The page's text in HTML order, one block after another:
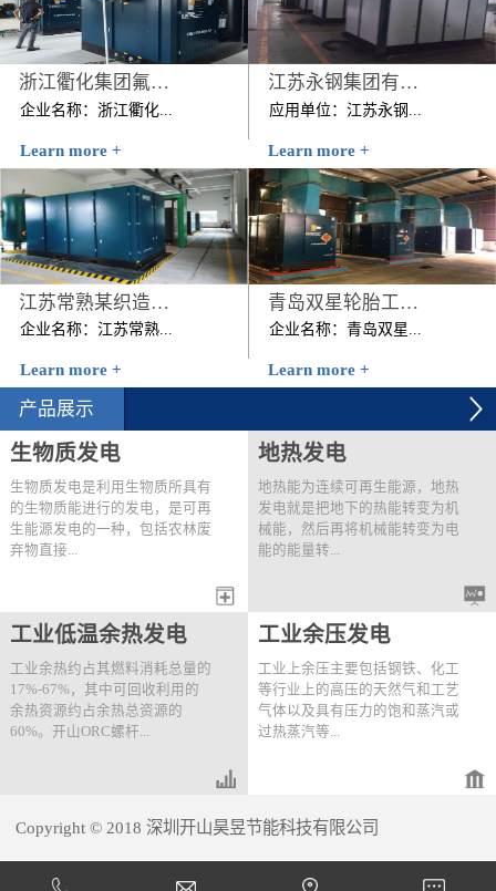
浙江衢化集团氟化厂压缩空气系统节能改造项目
企业名称：浙江衢化...
节能改造项目建设规模：
1台200KW+1台250KW 技
改内容：2012年7月该...
Learn more +
江苏永钢集团有限公司
应用单位：江苏永钢...
用能情况：该公司原有4
台美国寿力公司的262kW
螺杆空压机，该4台空压
机日均耗电...
Learn more +
江苏常熟某织造有限公司
企业名称：江苏常熟...
2012年6月28日，用能单
位用开山KHE200-41/8两
级压缩螺杆机替换原有
的...
Learn more +
青岛双星轮胎工业有限公司压缩机空气系统节能改造项目
企业名称：青岛双星...
机改造。技改内容：2012
年9月...
Learn more +
产品展示
生物质发电
生物质发电是利用生物质所具有
的生物质能进行的发电，是可再
生能源发电的一种，包括农林废
弃物直接...
燃烧发电、农林废弃物气化发
电、垃圾焚烧发电、垃圾填埋气
直接膨胀发电机组、ORC发电
机组或两者结合的串级机组进行
发电。以下为一个菲律宾生物质
发电站一期的实例：项目地点：
汽；热源2）11...
地热发电
地热能为连续可再生能源，地热
发电就是把地下的热能转变为机
械能，然后再将机械能转变为电
能的能量转...
变过程。开山首先提出了快速高
效的“一井一站®”分布式井口电
技术。该技术为针对一口或距离
较近的多口井量身定做地热利用
解决方案，将热源的利用达到最
大化。同时结合开山高效的串级
工业低温余热发电
工业余热约占其燃料消耗总量的
17%-67%，其中可回收利用的
余热资源约占余热总资源的
60%。开山ORC螺杆...
热水、热油、常压蒸汽、发动机
的缸套水和尾气以及燃气轮机的
尾气进行直接或间接的热量回收
并产生电能。按照取热模式可分
工业余压发电
工业上余压主要包括钢铁、化工
等行业上的高压的天然气和工艺
气体以及具有压力的饱和蒸汽或
过热蒸汽等...
的气体或蒸汽通常通过减压阀将
压力降低到要求值，造成压力能
的浪费。开山直接膨胀螺杆发电
机组可有效将工业余压回收，通
Copyright © 2018 深圳开山昊昱节能科技有限公司